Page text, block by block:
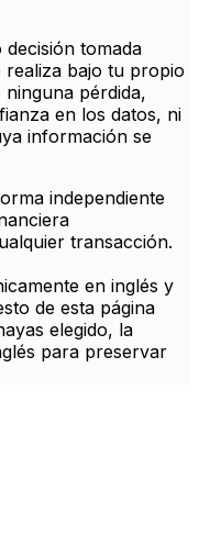
tomada
realiza bajo tu propio
pérdida,
en los datos, ni
información se
independiente
transacción.
en inglés y
de esta página
elegido, la
para preservar